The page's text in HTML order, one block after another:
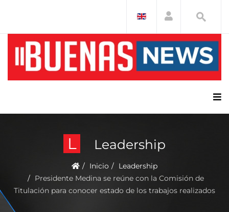
L Leadership
Inicio
Leadership
Presidente Medina se reúne con la Comisión de
Titulación para conocer estado de los trabajos realizados